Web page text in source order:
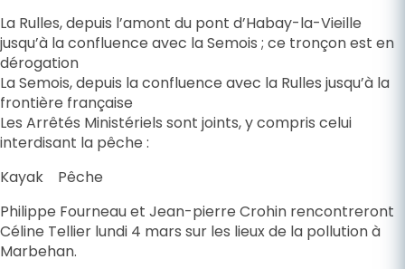
La Rulles, depuis l’amont du pont d’Habay-la-Vieille
jusqu’à la confluence avec la Semois ; ce tronçon est en
dérogation
La Semois, depuis la confluence avec la Rulles jusqu’à la
frontière française
Les Arrêtés Ministériels sont joints, y compris celui
interdisant la pêche :
Kayak
Pêche
Philippe Fourneau et Jean-pierre Crohin rencontreront
Céline Tellier lundi 4 mars sur les lieux de la pollution à
Marbehan.